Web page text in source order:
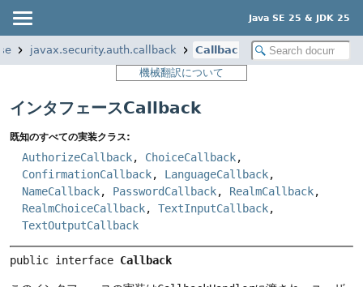
Java SE 25 & JDK 25
javax.security.auth.callback
Callback
機械翻訳について
インタフェースCallback
既知のすべての実装クラス:
AuthorizeCallback, ChoiceCallback,
ConfirmationCallback, LanguageCallback,
NameCallback, PasswordCallback, RealmCallback,
RealmChoiceCallback, TextInputCallback,
TextOutputCallback
public interface Callback